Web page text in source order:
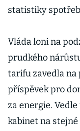
statistiky
Vláda loni na
prudkého
tarifu zavedla
příspěvek pro
za energie.
kabinet na